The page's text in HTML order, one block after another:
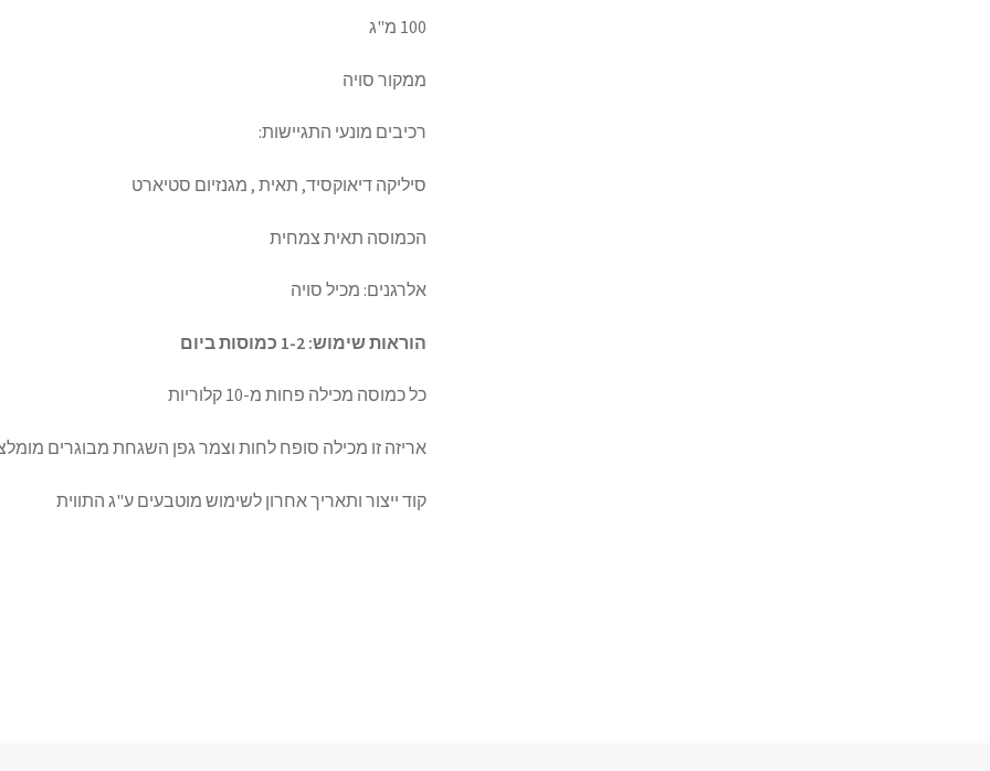
100 מ"ג
ממקור סויה
רכיבים מונעי התגיישות:
סיליקה דיאוקסיד, תאית , מגנזיום סטיארט
הכמוסה תאית צמחית
אלרגנים: מכיל סויה
הוראות שימוש: 1-2 כמוסות ביום
כל כמוסה מכילה פחות מ-10 קלוריות
אריזה זו מכילה סופח לחות וצמר גפן השגחת מבוגרים
קוד ייצור ותאריך אחרון לשימוש מוטבעים ע"ג התווית